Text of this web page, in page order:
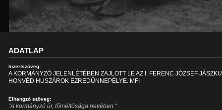
ADATLAP
Inzertszöveg:
A KORMÁNYZÓ JELENLÉTÉBEN ZAJLOTT LE AZ I. FERENC JÓZSEF
HONVÉD HUSZÁROK EZREDÜNNEPÉLYE. MFI
Elhangzó szöveg:
"A kormányzó úr, főméltósága nevében."